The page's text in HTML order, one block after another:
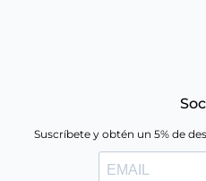
Suscríbete y obtén un 5% de